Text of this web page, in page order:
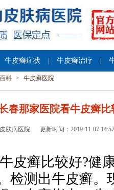
牛皮癣症状 牛皮癣治疗
科 > 牛皮癣医院
春那家医院看牛皮癣比
肤病医院 更新时间：2019-11-07
皮癣比较好?健
检测出牛皮癣。